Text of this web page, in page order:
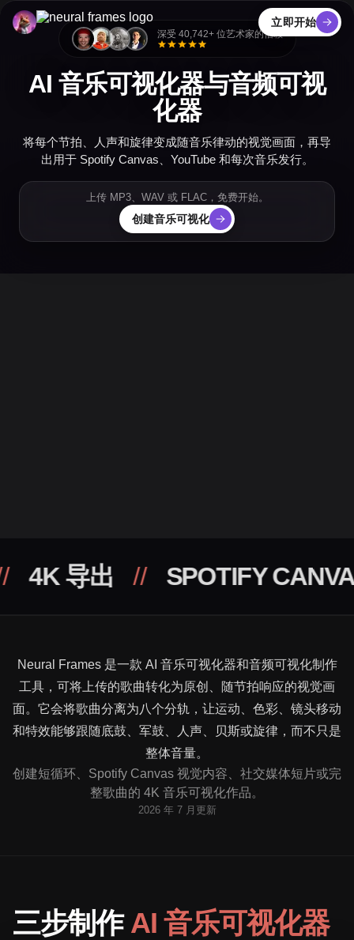
立即开始
深受 40,742+ 位艺术家的信赖
AI 音乐可视化器与音频可视
化器
将每个节拍、人声和旋律变成随音乐律动的视觉画面，再导
出用于 Spotify Canvas、YouTube 和每次音乐发行。
上传 MP3、WAV 或 FLAC，免费开始。
创建音乐可视化
// SPOTIFY CANVAS // 万
Neural Frames 是一款 AI 音乐可视化器和音频可视化制作
工具，可将上传的歌曲转化为原创、随节拍响应的视觉画
面。它会将歌曲分离为八个分轨，让运动、色彩、镜头移动
和特效能够跟随底鼓、军鼓、人声、贝斯或旋律，而不只是
整体音量。
创建短循环、Spotify Canvas 视觉内容、社交媒体短片或完
整歌曲的 4K 音乐可视化作品。
2026 年 7 月更新
三步制作AI 音乐可视化器